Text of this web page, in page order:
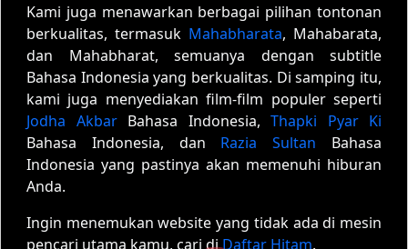
Kami juga menawarkan berbagai pilihan tontonan
berkualitas, termasuk Mahabharata, Mahabarata,
dan Mahabharat, semuanya dengan subtitle
Bahasa Indonesia yang berkualitas. Di samping itu,
kami juga menyediakan film-film populer seperti
Jodha AkbarBahasa Indonesia, Thapki Pyar Ki
Bahasa Indonesia, dan Razia Sultan Bahasa
Indonesia yang pastinya akan memenuhi hiburan
Anda.
Ingin menemukan website yang tidak ada di mesin
pencari utama kamu, cari diDaftar Hitam.